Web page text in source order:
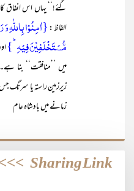
گئے!‘‘ یہاں اس انفاق
الفاظ :{اٰمِنُوۡا بِاللّٰہِ
مُّسۡتَخۡلَفِیۡنَ فِیۡہِ ؕ}
میں ’’منافقت‘‘ بنا ہے۔
زیرزمین راستہ یا سرنگ
زمانے میں بادشاہ عام
Sharing Link